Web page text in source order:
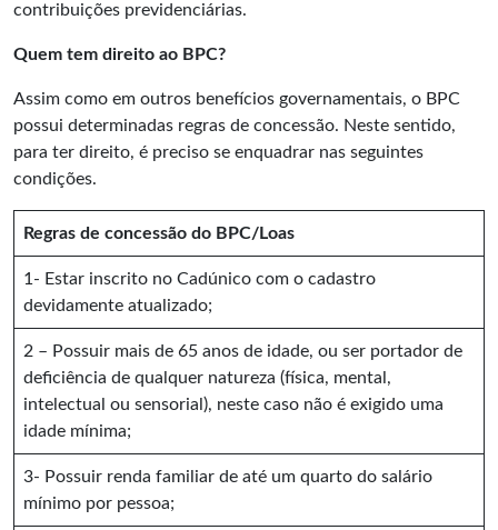
contribuições previdenciárias.
Quem tem direito ao BPC?
Assim como em outros benefícios governamentais, o BPC
possui determinadas regras de concessão. Neste sentido,
para ter direito, é preciso se enquadrar nas seguintes
condições.
Regras de concessão do BPC/Loas
1- Estar inscrito no Cadúnico com o cadastro
devidamente atualizado;
2 – Possuir mais de 65 anos de idade, ou ser portador de
deficiência de qualquer natureza (física, mental,
intelectual ou sensorial), neste caso não é exigido uma
idade mínima;
3- Possuir renda familiar de até um quarto do salário
mínimo por pessoa;